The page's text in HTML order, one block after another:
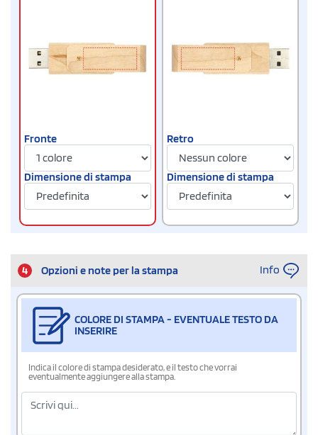
Fronte
Dimensione di stampa
Retro
Dimensione di stampa
4 Opzioni e note per la stampa Info
COLORE DI STAMPA - EVENTUALE TESTO DA
INSERIRE
Indica il colore di stampa desiderato, e il testo che vorrai
eventualmente aggiungere alla stampa.